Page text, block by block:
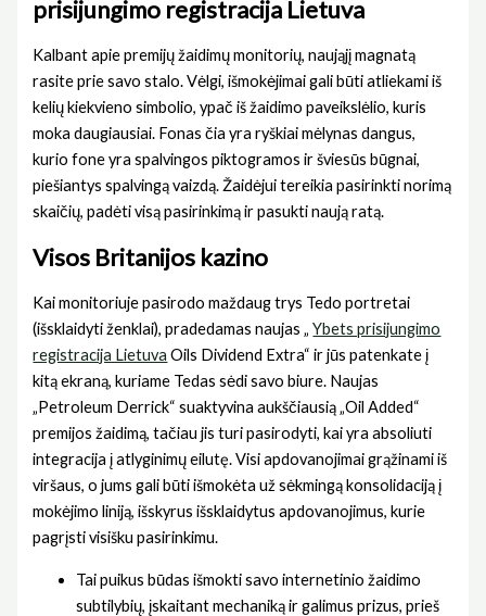
prisijungimo registracija Lietuva
Kalbant apie premijų žaidimų monitorių, naująjį magnatą
rasite prie savo stalo. Vėlgi, išmokėjimai gali būti atliekami iš
kelių kiekvieno simbolio, ypač iš žaidimo paveikslėlio, kuris
moka daugiausiai. Fonas čia yra ryškiai mėlynas dangus,
kurio fone yra spalvingos piktogramos ir šviesūs būgnai,
piešiantys spalvingą vaizdą. Žaidėjui tereikia pasirinkti norimą
skaičių, padėti visą pasirinkimą ir pasukti naują ratą.
Visos Britanijos kazino
Kai monitoriuje pasirodo maždaug trys Tedo portretai
(išsklaidyti ženklai), pradedamas naujas „Ybets prisijungimo
registracija Lietuva Oils Dividend Extra“ ir jūs patenkate į
kitą ekraną, kuriame Tedas sėdi savo biure. Naujas
„Petroleum Derrick“ suaktyvina aukščiausią „Oil Added“
premijos žaidimą, tačiau jis turi pasirodyti, kai yra absoliuti
integracija į atlyginimų eilutę. Visi apdovanojimai grąžinami iš
viršaus, o jums gali būti išmokėta už sėkmingą konsolidaciją į
mokėjimo liniją, išskyrus išsklaidytus apdovanojimus, kurie
pagrįsti visišku pasirinkimu.
Tai puikus būdas išmokti savo internetinio žaidimo
subtilybių, įskaitant mechaniką ir galimus prizus, prieš